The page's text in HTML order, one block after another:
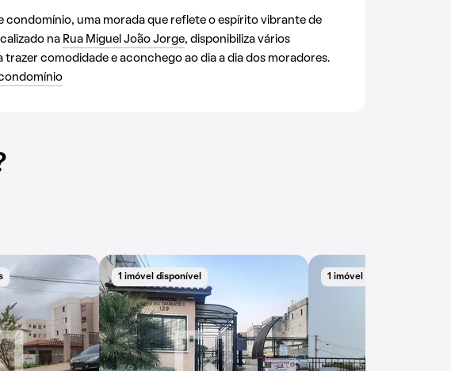
condomínio, uma morada que reflete o espírito vibrante de
na Rua Miguel João Jorge, disponibiliza vários
trazer comodidade e aconchego ao dia a dia dos moradores.
1 imóvel disponível 1 imóvel disponível